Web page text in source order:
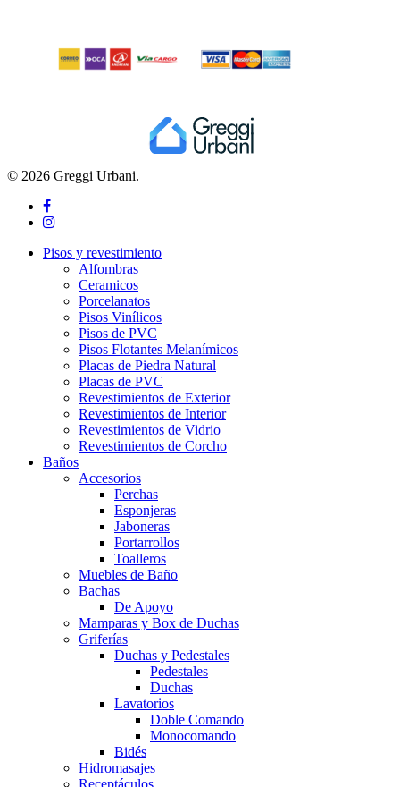
© 2026 Greggi Urbani.
facebook
instagram
Close
Pisos y revestimiento
Alfombras
Ceramicos
Porcelanatos
Pisos Vinílicos
Pisos de PVC
Pisos Flotantes Melanímicos
Placas de Piedra Natural
Placas de PVC
Revestimientos de Exterior
Revestimientos de Interior
Revestimientos de Vidrio
Revestimientos de Corcho
Baños
Accesorios
Perchas
Esponjeras
Jaboneras
Portarrollos
Toalleros
Muebles de Baño
Bachas
De Apoyo
Mamparas y Box de Duchas
Griferías
Duchas y Pedestales
Pedestales
Duchas
Lavatorios
Doble Comando
Monocomando
Bidés
Hidromasajes
Receptáculos